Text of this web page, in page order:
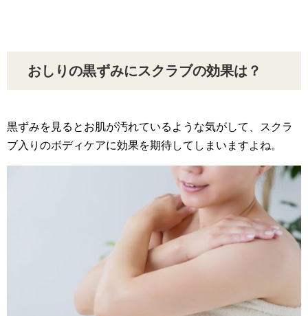
おしりの黒ずみにスクラブの効果は？
黒ずみを見るとお肌が汚れているような気がして、スクラ
ブ入りのボディケアに効果を期待してしまいますよね。